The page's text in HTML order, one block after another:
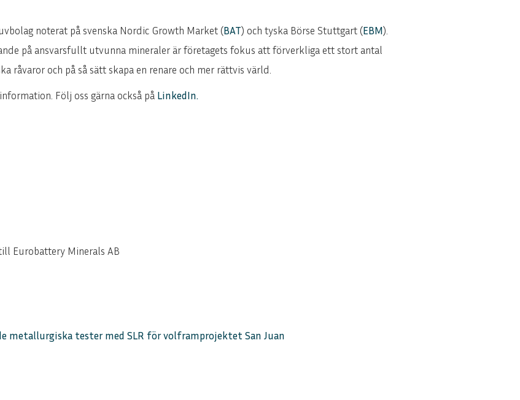
noterat på svenska Nordic Growth Market (BAT) och tyska Börse Stuttgart (EBM).
på ansvarsfullt utvunna mineraler är företagets fokus att förverkliga ett stort antal
råvaror och på så sätt skapa en renare och mer rättvis värld.
Följ oss gärna också på LinkedIn.
Eurobattery Minerals AB
metallurgiska tester med SLR för volframprojektet San Juan